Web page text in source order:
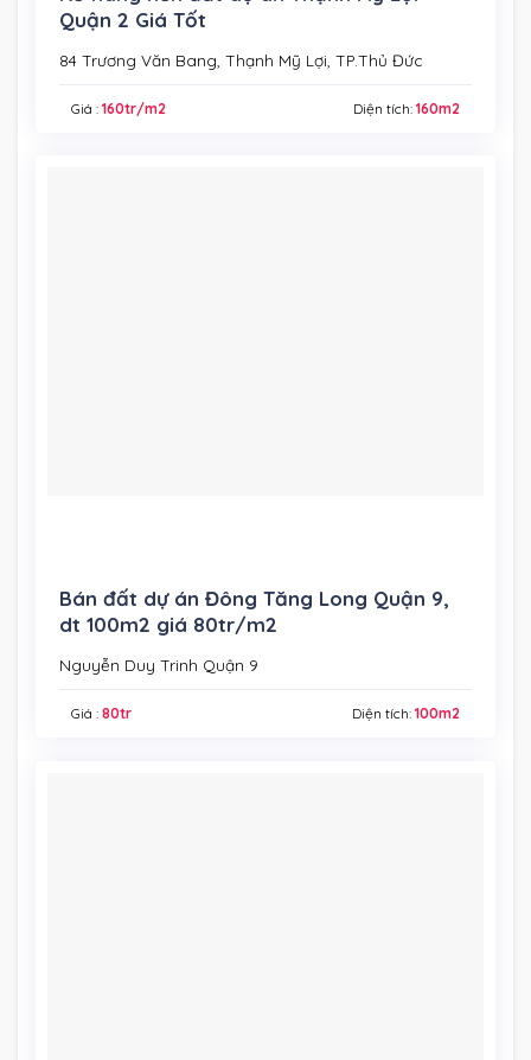
Quận 2 Giá Tốt
84 Trương Văn Bang, Thạnh Mỹ Lợi, TP.Thủ Đức
Giá : 160tr/m2 Diện tích:160m2
Bán đất dự án Đông Tăng Long Quận 9,
dt 100m2 giá 80tr/m2
Nguyễn Duy Trinh Quận 9
Giá : 80tr Diện tích:100m2